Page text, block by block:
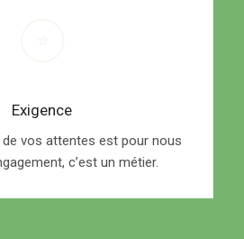
Exigence
de vos attentes est pour nous
c’est un métier.